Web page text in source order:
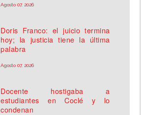
Agosto 07, 2026
Doris Franco: el juicio termina
hoy; la justicia tiene la última
palabra
Agosto 07, 2026
Docente hostigaba a
estudiantes en Coclé y lo
condenan